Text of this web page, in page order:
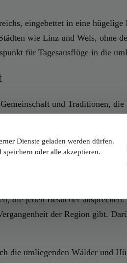
eingebettet in eine
wie Linz und Wels, ohne
für Tagesausflüge in die
und Traditionen,
Familien zusammen, die
Fleischproduktion eine
die jeden Besucher
der Region gibt.
die umliegenden Wälder und
Dienste geladen werden dürfen.
oder alle akzeptieren.